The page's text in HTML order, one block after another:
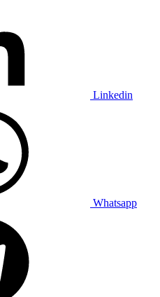
Linkedin
Whatsapp